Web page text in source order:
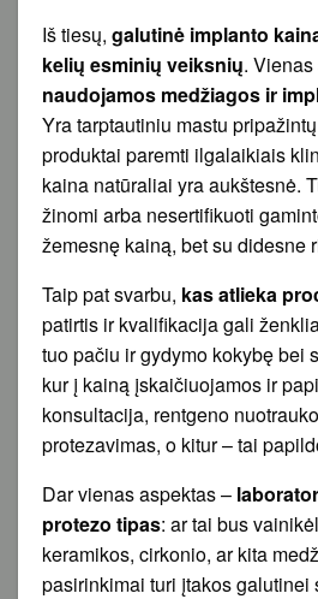
Iš tiesų, galutinė implanto
kelių esminių veiksnių.
naudojamos medžiagos ir
Yra tarptautiniu mastu
produktai paremti ilgalaikiais
kaina natūraliai yra aukštesnė.
žinomi arba nesertifikuoti
žemesnę kainą, bet su didesne
Taip pat svarbu, kas atlieka
patirtis ir kvalifikacija gali
tuo pačiu ir gydymo kokybę bei
kur į kainą įskaičiuojamos ir
konsultacija, rentgeno
protezavimas, o kitur – tai
Dar vienas aspektas –
protezo tipas: ar tai bus
keramikos, cirkonio, ar kita
pasirinkimai turi įtakos galutinei